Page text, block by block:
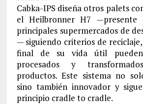
Cabka-IPS diseña otros palets
el Heilbronner H7
principales supermercados de
— siguiendo criterios de
final de su vida útil
procesados y
productos. Este sistema no
sino también innovador y
principio cradle to cradle.